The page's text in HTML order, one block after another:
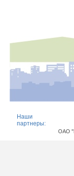
Наши
партнеры:
ОАО